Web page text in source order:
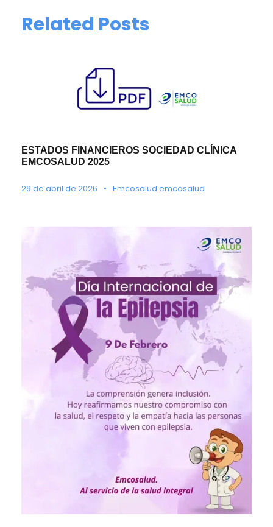
Related Posts
ESTADOS FINANCIEROS SOCIEDAD CLÍNICA
EMCOSALUD 2025
29 de abril de 2026 • Emcosalud emcosalud